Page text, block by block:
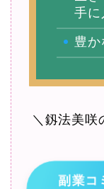
手に
豊
＼釼法美咲
副業コ